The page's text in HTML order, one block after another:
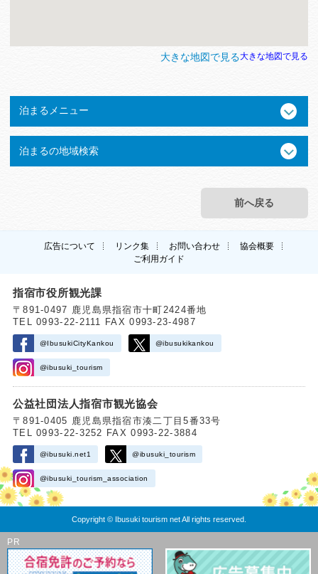
大きな地図で見る
大きな地図で見る
泊まるメニュー
泊まるの地域検索
前へ戻る
広告について リンク集 お問い合わせ
協会概要
ご利用ガイド
指宿市役所観光課
〒891-0497 鹿児島県指宿市十町2424番地
TEL 0993-22-2111 FAX 0993-23-4987
@IbusukiCityKankou @ibusukikankou
@ibusuki_tourism
公益社団法人指宿市観光協会
〒891-0405 鹿児島県指宿市湊二丁目5番33号
TEL 0993-22-3252 FAX 0993-22-3884
@ibusuki.net1 @ibusuki_tourism
@ibusuki_tourism_association
Copyright © Ibusuki tourism net All rights reserved.
PR